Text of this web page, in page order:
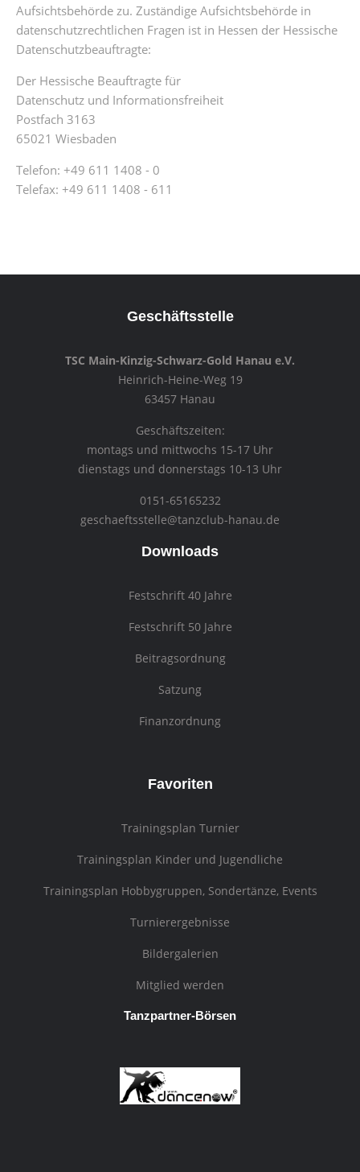
Aufsichtsbehörde zu. Zuständige Aufsichtsbehörde in
datenschutzrechtlichen Fragen ist in Hessen der Hessische
Datenschutzbeauftragte:
Der Hessische Beauftragte für
Datenschutz und Informationsfreiheit
Postfach 3163
65021 Wiesbaden
Telefon: +49 611 1408 - 0
Telefax: +49 611 1408 - 611
Geschäftsstelle
TSC Main-Kinzig-Schwarz-Gold Hanau e.V.
Heinrich-Heine-Weg 19
63457 Hanau
Geschäftszeiten:
montags und mittwochs 15-17 Uhr
dienstags und donnerstags 10-13 Uhr
0151-65165232
geschaeftsstelle@tanzclub-hanau.de
Downloads
Festschrift 40 Jahre
Festschrift 50 Jahre
Beitragsordnung
Satzung
Finanzordnung
Favoriten
Trainingsplan Turnier
Trainingsplan Kinder und Jugendliche
Trainingsplan Hobbygruppen, Sondertänze, Events
Turnierergebnisse
Bildergalerien
Mitglied werden
Tanzpartner-Börsen